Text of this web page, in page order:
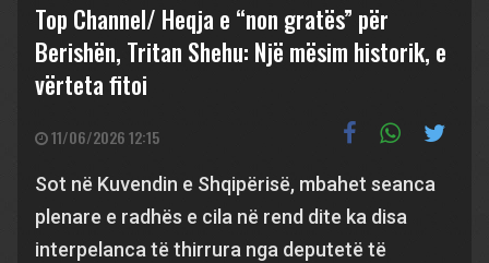
Top Channel/ Heqja e “non gratës” për
Berishën, Tritan Shehu: Një mësim historik, e
vërteta fitoi
11/06/2026 12:15
Sot në Kuvendin e Shqipërisë, mbahet seanca
plenare e radhës e cila në rend dite ka disa
interpelanca të thirrura nga deputetë të